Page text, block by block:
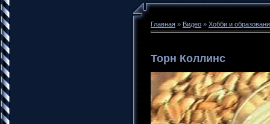
Главная » Видео » Хобби и
Торн Коллинс